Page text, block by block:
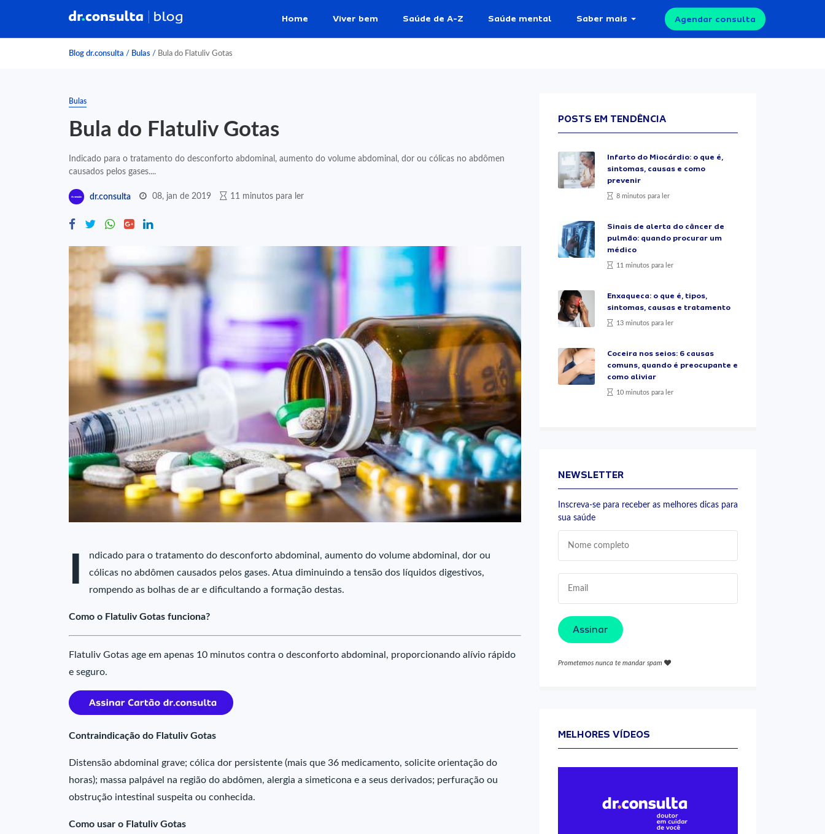
Home Viver bem Saúde de A-Z Saúde mental Saber mais Agendar consulta
Blog dr.consulta / Bulas / Bula do Flatuliv Gotas
Bulas
Bula do Flatuliv Gotas
Indicado para o tratamento do desconforto abdominal, aumento do volume abdominal, dor ou cólicas no abdômen
causados pelos gases....
dr.consulta 08, jan de 2019 11 minutos para ler
I
ndicado para o tratamento do desconforto abdominal, aumento do volume abdominal, dor ou
cólicas no abdômen causados pelos gases. Atua diminuindo a tensão dos líquidos digestivos,
rompendo as bolhas de ar e dificultando a formação destas.
Como o Flatuliv Gotas funciona?
Flatuliv Gotas age em apenas 10 minutos contra o desconforto abdominal, proporcionando alívio rápido
e seguro.
Contraindicação do Flatuliv Gotas
Distensão abdominal grave; cólica dor persistente (mais que 36 medicamento, solicite orientação do
horas); massa palpável na região do abdômen, alergia a simeticona e a seus derivados; perfuração ou
obstrução intestinal suspeita ou conhecida.
Como usar o Flatuliv Gotas
POSTS EM TENDÊNCIA
Infarto do Miocárdio: o que é,
sintomas, causas e como
prevenir
8 minutos para ler
Sinais de alerta do câncer de
pulmão: quando procurar um
médico
11 minutos para ler
Enxaqueca: o que é, tipos,
sintomas, causas e tratamento
13 minutos para ler
Coceira nos seios: 6 causas
comuns, quando é preocupante e
como aliviar
10 minutos para ler
NEWSLETTER
Inscreva-se para receber as melhores dicas para
sua saúde
Assinar
Prometemos nunca te mandar spam
MELHORES VÍDEOS